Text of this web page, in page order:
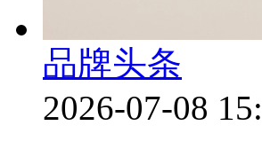
品牌头条
2026-07-08